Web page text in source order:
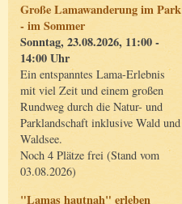
Große Lamawanderung im Park
- im Sommer
Sonntag, 23.08.2026, 11:00 -
14:00 Uhr
Ein entspanntes Lama-Erlebnis
mit viel Zeit und einem großen
Rundweg durch die Natur- und
Parklandschaft inklusive Wald und
Waldsee.
Noch 4 Plätze frei (Stand vom
03.08.2026)
"Lamas hautnah" erleben